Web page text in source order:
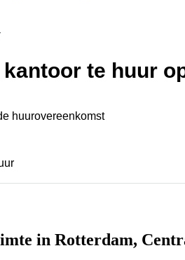
te huur
huurovereenkomst
in Rotterdam,